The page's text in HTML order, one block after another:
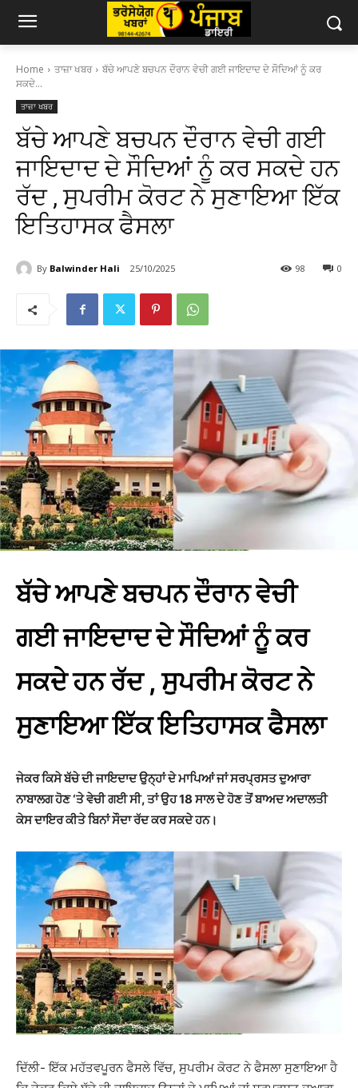
Home ਤਾਜ਼ਾ ਖਬਰ
ਬੱਚੇ ਆਪਣੇ ਬਚਪਨ ਦੌਰਾਨ ਵੇਚੀ ਗਈ ਜਾਇਦਾਦ ਦੇ ਸੌਦਿਆਂ ਨੂੰ ਕਰ
ਸਕਦੇ...
ਤਾਜ਼ਾ ਖਬਰ
ਬੱਚੇ ਆਪਣੇ ਬਚਪਨ ਦੌਰਾਨ ਵੇਚੀ ਗਈ
ਜਾਇਦਾਦ ਦੇ ਸੌਦਿਆਂ ਨੂੰ ਕਰ ਸਕਦੇ ਹਨ
ਰੱਦ , ਸੁਪਰੀਮ ਕੋਰਟ ਨੇ ਸੁਣਾਇਆ ਇੱਕ
ਇਤਿਹਾਸਕ ਫੈਸਲਾ
By Balwinder Hali 25/10/2025 0
98
ਬੱਚੇ ਆਪਣੇ ਬਚਪਨ ਦੌਰਾਨ ਵੇਚੀ
ਗਈ ਜਾਇਦਾਦ ਦੇ ਸੌਦਿਆਂ ਨੂੰ ਕਰ
ਸਕਦੇ ਹਨ ਰੱਦ , ਸੁਪਰੀਮ ਕੋਰਟ ਨੇ
ਸੁਣਾਇਆ ਇੱਕ ਇਤਿਹਾਸਕ ਫੈਸਲਾ
ਜੇਕਰ ਕਿਸੇ ਬੱਚੇ ਦੀ ਜਾਇਦਾਦ ਉਨ੍ਹਾਂ ਦੇ ਮਾਪਿਆਂ ਜਾਂ ਸਰਪ੍ਰਸਤ ਦੁਆਰਾ
ਨਾਬਾਲਗ ਹੋਣ ‘ਤੇ ਵੇਚੀ ਗਈ ਸੀ, ਤਾਂ ਉਹ 18 ਸਾਲ ਦੇ ਹੋਣ ਤੋਂ ਬਾਅਦ ਅਦਾਲਤੀ
ਕੇਸ ਦਾਇਰ ਕੀਤੇ ਬਿਨਾਂ ਸੌਦਾ ਰੱਦ ਕਰ ਸਕਦੇ ਹਨ।
ਦਿੱਲੀ- ਇੱਕ ਮਹੱਤਵਪੂਰਨ ਫੈਸਲੇ ਵਿੱਚ, ਸੁਪਰੀਮ ਕੋਰਟ ਨੇ ਫੈਸਲਾ ਸੁਣਾਇਆ ਹੈ